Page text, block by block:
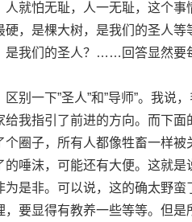
就怕无耻，人一无耻，这个
硬，是棵大树，是我们的圣人
是我们的圣人？……回答显然要
一下”圣人”和”导师”。我说
我指引了前进的方向。而下
圈子，所有人都像牲畜一样
唾沫，可能还有大便。这就
是非。可以说，这的确太野
要显得有教养一些等等。但